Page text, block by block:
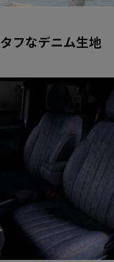
タフなデニム生地